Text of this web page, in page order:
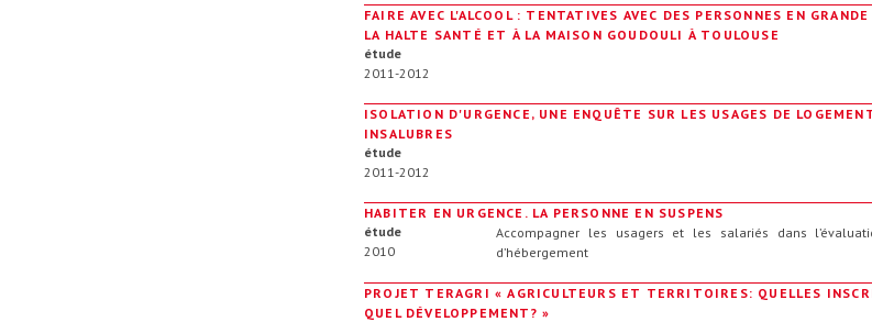
FAIRE AVEC L'ALCOOL : TENTATIVES AVEC DES PERSONNES EN
LA HALTE SANTÉ ET À LA MAISON GOUDOULI À TOULOUSE
étude
2011-2012
ISOLATION D'URGENCE, UNE ENQUÊTE SUR LES USAGES DE
INSALUBRES
étude
2011-2012
HABITER EN URGENCE. LA PERSONNE EN SUSPENS
étude
2010
Accompagner les usagers et les salariés dans
d’hébergement
PROJET TERAGRI « AGRICULTEURS ET TERRITOIRES: QUELLES
QUEL DÉVELOPPEMENT? »